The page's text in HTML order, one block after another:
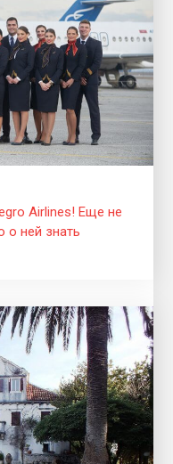
Airlines! Еще не
о ней знать